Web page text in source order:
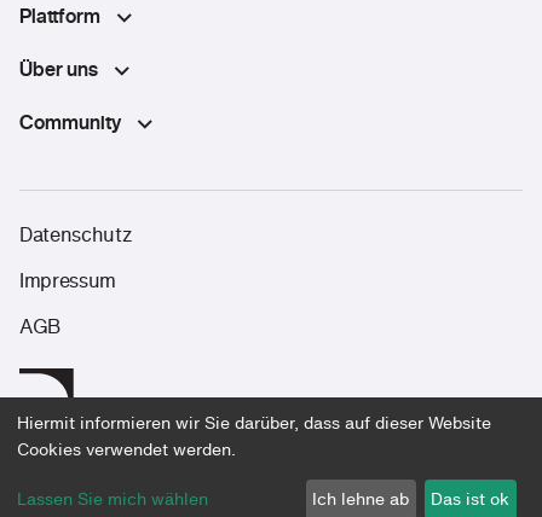
Plattform
Über uns
Community
Let’s build the future together.
©2026 DE software & control GmbH
Datenschutz
Impressum
AGB
Hiermit informieren wir Sie darüber, dass auf dieser Website
Cookies verwendet werden.
Lassen Sie mich wählen
Ich lehne ab Das ist ok